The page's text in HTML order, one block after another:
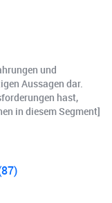
und
Aussagen dar.
hast,
in diesem Segment]